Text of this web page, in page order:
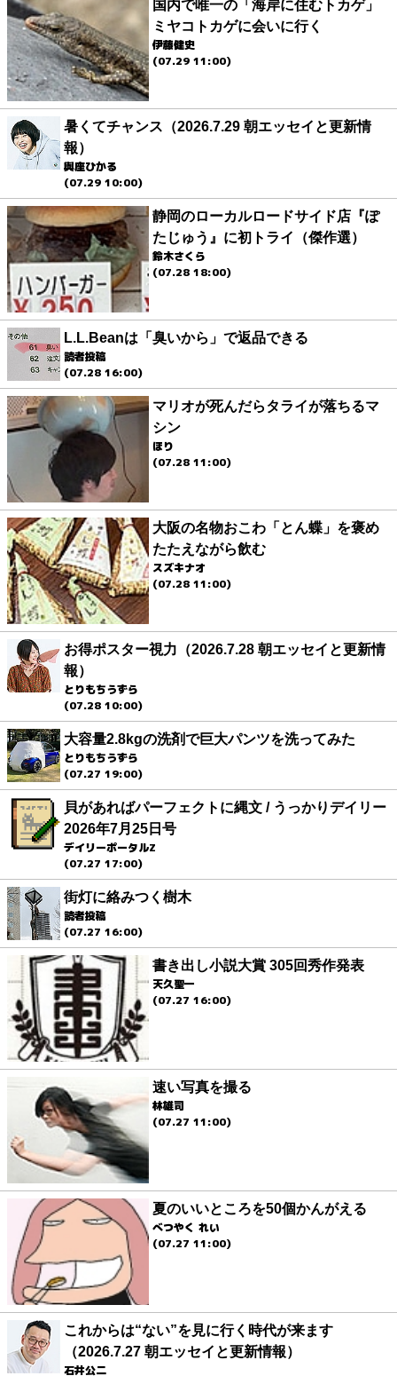
国内で唯一の「海岸に住むトカゲ」
ミヤコトカゲに会いに行く
伊藤健史
(07.29 11:00)
暑くてチャンス（2026.7.29 朝エッセイと更新情
報）
與座ひかる
(07.29 10:00)
静岡のローカルロードサイド店『ぽ
たじゅう』に初トライ（傑作選）
鈴木さくら
(07.28 18:00)
L.L.Beanは「臭いから」で返品できる
読者投稿
(07.28 16:00)
マリオが死んだらタライが落ちるマ
シン
ほり
(07.28 11:00)
大阪の名物おこわ「とん蝶」を褒め
たたえながら飲む
スズキナオ
(07.28 11:00)
お得ポスター視力（2026.7.28 朝エッセイと更新情
報）
とりもちうずら
(07.28 10:00)
大容量2.8kgの洗剤で巨大パンツを洗ってみた
とりもちうずら
(07.27 19:00)
貝があればパーフェクトに縄文 / うっかりデイリー
2026年7月25日号
デイリーポータルZ
(07.27 17:00)
街灯に絡みつく樹木
読者投稿
(07.27 16:00)
書き出し小説大賞 305回秀作発表
天久聖一
(07.27 16:00)
速い写真を撮る
林雄司
(07.27 11:00)
夏のいいところを50個かんがえる
べつやく れい
(07.27 11:00)
これからは“ない”を見に行く時代が来ます
（2026.7.27 朝エッセイと更新情報）
石井公二